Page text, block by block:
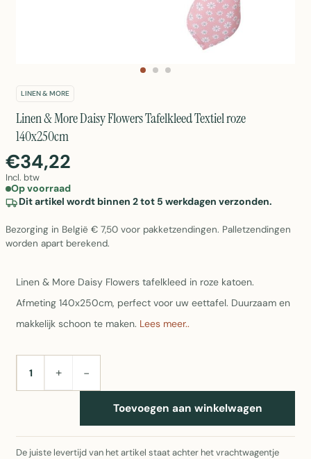
LINEN & MORE
Linen & More Daisy Flowers Tafelkleed Textiel roze
140x250cm
€34,22
Incl. btw
Op voorraad
Dit artikel wordt binnen 2 tot 5 werkdagen verzonden.
Bezorging in België € 7,50 voor pakketzendingen. Palletzendingen
worden apart berekend.
Linen & More Daisy Flowers tafelkleed in roze katoen.
Afmeting 140x250cm, perfect voor uw eettafel. Duurzaam en
makkelijk schoon te maken. Lees meer..
AANTAL+ −
Toevoegen aan winkelwagen
De juiste levertijd van het artikel staat achter het vrachtwagentje